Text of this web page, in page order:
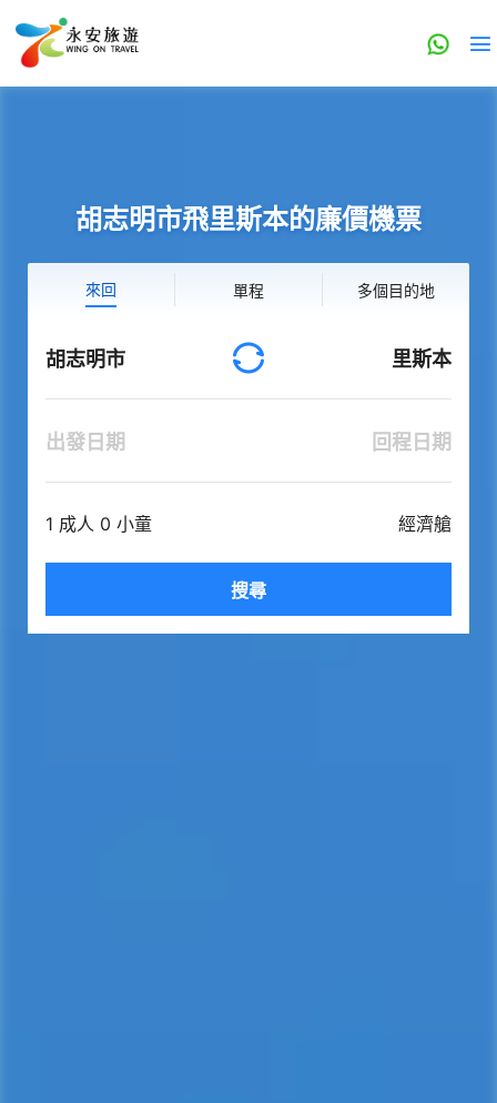
胡志明市飛里斯本的廉價機票
來回 單程 多個目的地
胡志明市 里斯本
出發日期 回程日期
1 成人 0 小童 經濟艙
搜尋